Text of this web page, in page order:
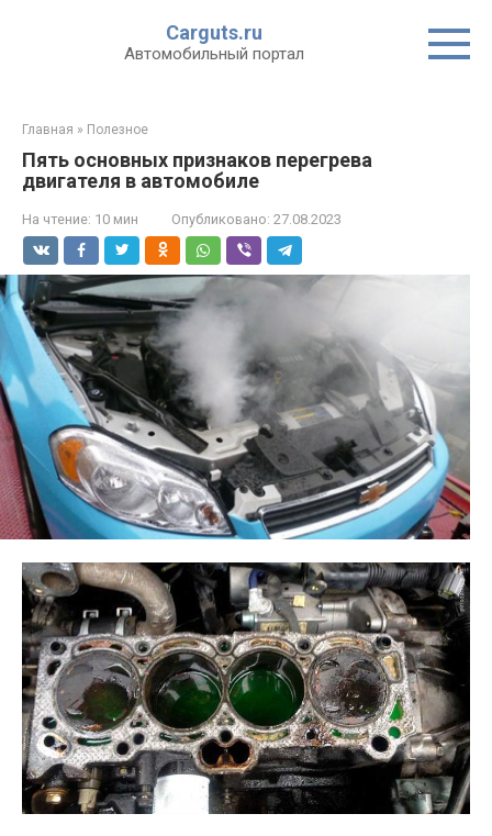
Carguts.ru
Автомобильный портал
Главная » Полезное
Пять основных признаков перегрева
двигателя в автомобиле
На чтение: 10 мин Опубликовано: 27.08.2023